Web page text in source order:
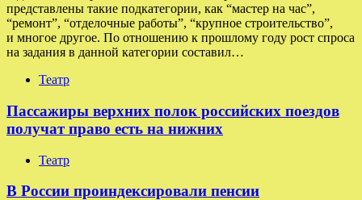
представлены такие подкатегории, как “мастер на час”,
“ремонт”, “отделочные работы”, “крупное строительство”,
и многое другое. По отношению к прошлому году рост спроса
на задания в данной категории составил…
Театр
Пассажиры верхних полок российских поездов
получат право есть на нижних
Театр
В России проиндексировали пенсии